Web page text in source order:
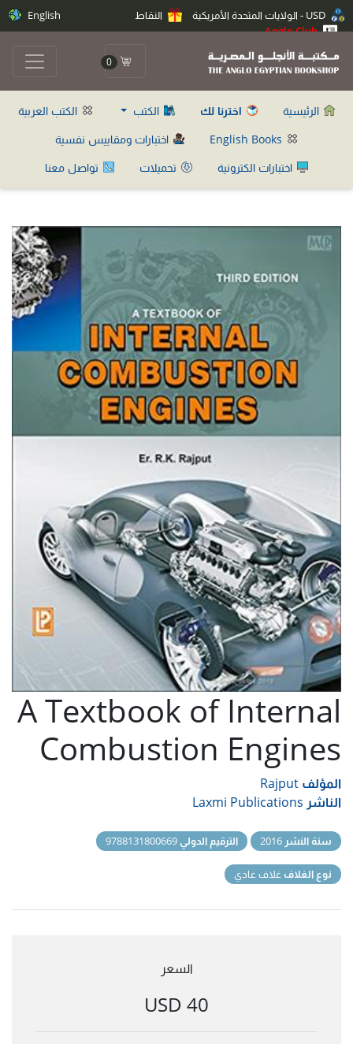
النقاط
Anglo Club
English
0
الرئيسية اخترنا لك الكتب
الكتب العربية
اختبارات ومقاييس نفسية
اختبارات الكترونية
تحميلات تواصل معنا
A Textbook of Internal
Combustion Engines
المؤلف Rajput
الناشر Laxmi Publications
سنة النشر الترقيم الدولي
نوع الغلاف غلاف عادي
السعر
40 USD